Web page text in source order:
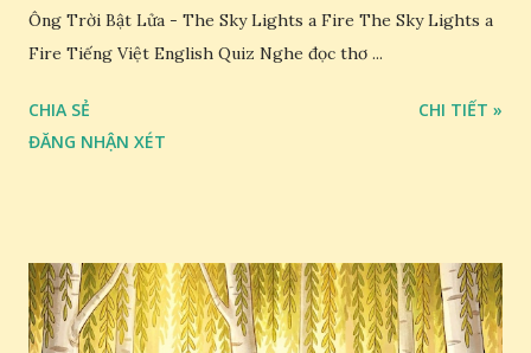
Ông Trời Bật Lửa - The Sky Lights a Fire The Sky Lights a
Fire Tiếng Việt English Quiz Nghe đọc thơ ...
CHIA SẺ
ĐĂNG NHẬN XÉT
CHI TIẾT »